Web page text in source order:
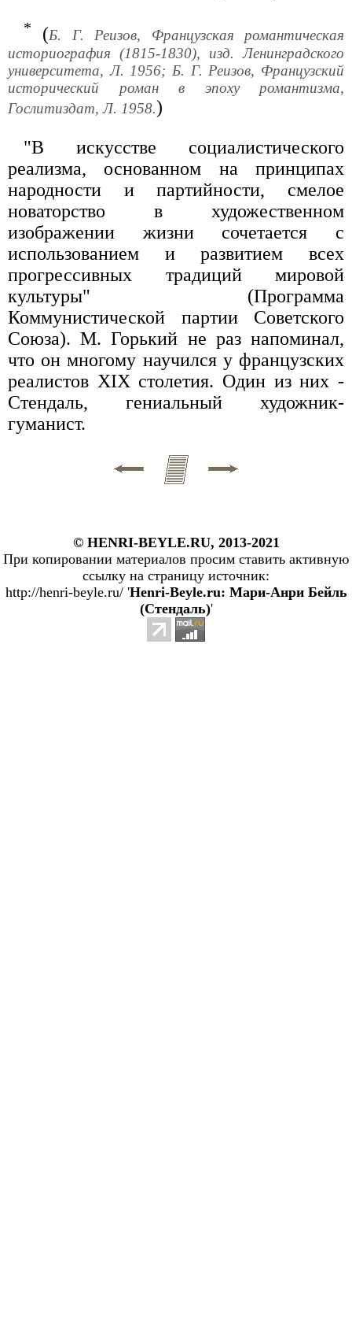
* (Б. Г. Реизов, Французская романтическая
историография (1815-1830), изд. Ленинградского
университета, Л. 1956; Б. Г. Реизов, Французский
исторический роман в эпоху романтизма,
Гослитиздат, Л. 1958.)
"В искусстве социалистического
реализма, основанном на принципах
народности и партийности, смелое
новаторство в художественном
изображении жизни сочетается с
использованием и развитием всех
прогрессивных традиций мировой
культуры" (Программа
Коммунистической партии Советского
Союза). М. Горький не раз напоминал,
что он многому научился у французских
реалистов XIX столетия. Один из них -
Стендаль, гениальный художник-
гуманист.
© HENRI-BEYLE.RU, 2013-2021
При копировании материалов просим ставить активную
ссылку на страницу источник:
http://henri-beyle.ru/ 'Henri-Beyle.ru: Мари-Анри Бейль
(Стендаль)'